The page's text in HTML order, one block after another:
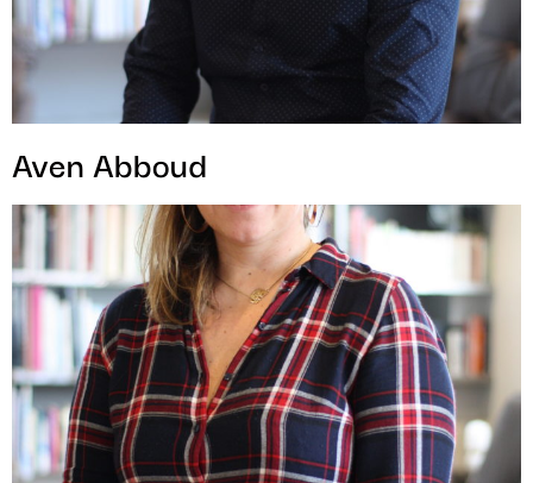
Aven Abboud